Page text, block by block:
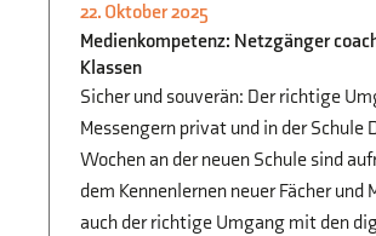
SCHÜLER FÜR SCHÜLER
22. Oktober 2025
Medienkompetenz: Netzgänger
Klassen
Sicher und souverän: Der richtige
Messengern privat und in der Schule
Wochen an der neuen Schule sind
dem Kennenlernen neuer Fächer
auch der richtige Umgang mit den